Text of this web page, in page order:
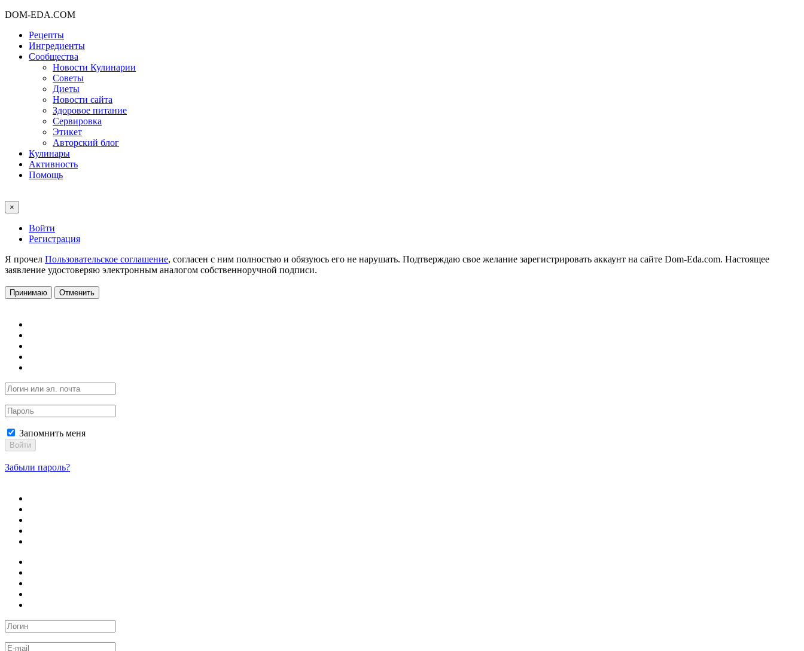
DOM-EDA.COM
Рецепты
Ингредиенты
Сообщества
Новости Кулинарии
Советы
Диеты
Новости сайта
Здоровое питание
Сервировка
Этикет
Авторский блог
Кулинары
Активность
Помощь
×
Войти
Регистрация
Я прочел Пользовательское соглашение, согласен с ним полностью и обязуюсь его не нарушать. Подтверждаю свое желание зарегистрировать аккаунт на сайте Dom-Eda.com. Настоящее
заявление удостоверяю электронным аналогом собственноручной подписи.
Принимаю Отменить
Запомнить меня
Войти
Забыли пароль?